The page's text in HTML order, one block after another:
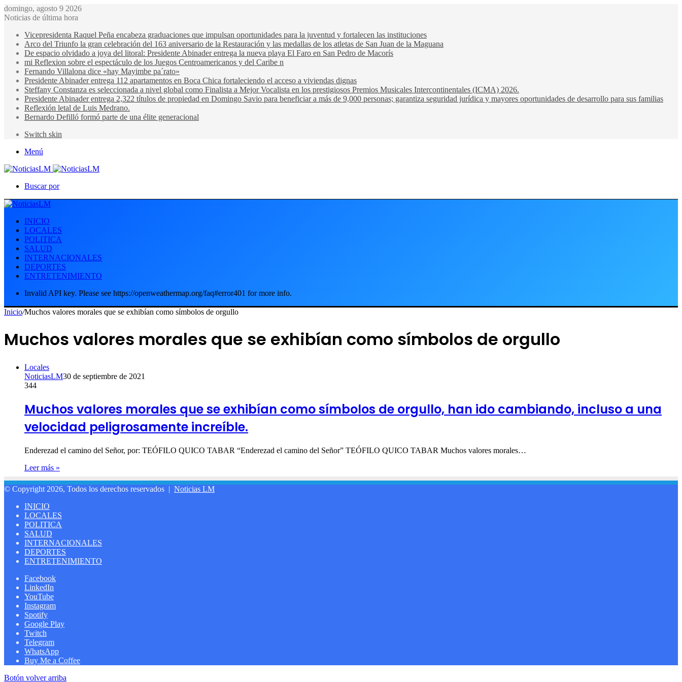
domingo, agosto 9 2026
Noticias de última hora
Vicepresidenta Raquel Peña encabeza graduaciones que impulsan oportunidades para la juventud y fortalecen las instituciones
Arco del Triunfo la gran celebración del 163 aniversario de la Restauración y las medallas de los atletas de San Juan de la Maguana
De espacio olvidado a joya del litoral: Presidente Abinader entrega la nueva playa El Faro en San Pedro de Macorís
mi Reflexion sobre el espectáculo de los Juegos Centroamericanos y del Caribe n
Fernando Villalona dice «hay Mayimbe pa´rato»
Presidente Abinader entrega 112 apartamentos en Boca Chica fortaleciendo el acceso a viviendas dignas
Steffany Constanza es seleccionada a nivel global como Finalista a Mejor Vocalista en los prestigiosos Premios Musicales Intercontinentales (ICMA) 2026.
Presidente Abinader entrega 2,322 títulos de propiedad en Domingo Savio para beneficiar a más de 9,000 personas; garantiza seguridad jurídica y mayores oportunidades de desarrollo para sus familias
Reflexión letal de Luis Medrano.
Bernardo Defilló formó parte de una élite generacional
Switch skin
Menú
Buscar por
INICIO
LOCALES
POLITICA
SALUD
INTERNACIONALES
DEPORTES
ENTRETENIMIENTO
Invalid API key. Please see https://openweathermap.org/faq#error401 for more info.
Inicio/Muchos valores morales que se exhibían como símbolos de orgullo
Muchos valores morales que se exhibían como símbolos de orgullo
Locales
NoticiasLM30 de septiembre de 2021
344
Muchos valores morales que se exhibían como símbolos de orgullo, han ido cambiando, incluso a una
velocidad peligrosamente increíble.
Enderezad el camino del Señor, por: TEÓFILO QUICO TABAR “Enderezad el camino del Señor” TEÓFILO QUICO TABAR Muchos valores morales…
Leer más »
© Copyright 2026, Todos los derechos reservados | Noticias LM
INICIO
LOCALES
POLITICA
SALUD
INTERNACIONALES
DEPORTES
ENTRETENIMIENTO
Facebook
LinkedIn
YouTube
Instagram
Spotify
Google Play
Twitch
Telegram
WhatsApp
Buy Me a Coffee
Botón volver arriba